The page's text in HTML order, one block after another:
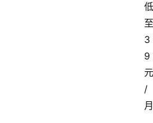
低
至
3
9
元
/
月